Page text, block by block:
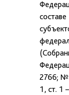
2766; №
1, ст. 1